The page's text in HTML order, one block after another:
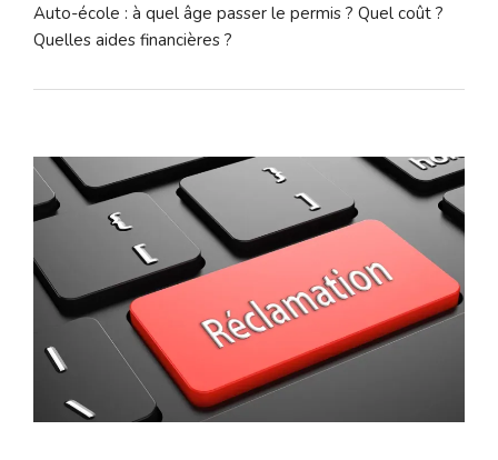
Auto-école : à quel âge passer le permis ? Quel coût ?
Quelles aides financières ?